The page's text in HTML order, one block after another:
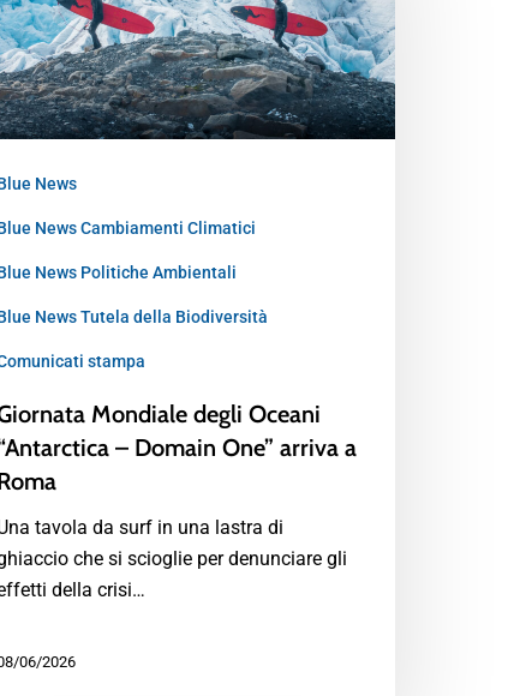
News
News Cambiamenti Climatici
News Politiche Ambientali
News Tutela della Biodiversità
stampa
Mondiale degli Oceani
– Domain One” arriva a
tavola da surf in una lastra di
che si scioglie per denunciare gli
della crisi…
06/2026